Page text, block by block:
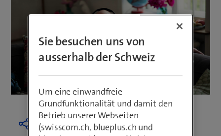
Sie besuchen uns von
ausserhalb der Schweiz
Um eine einwandfreie
Grundfunktionalität und damit den
Betrieb unserer Webseiten
(swisscom.ch, blueplus.ch und